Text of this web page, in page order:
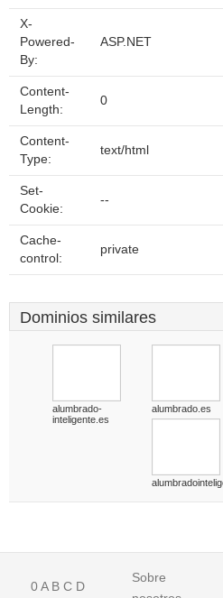
X-
Powered-
By:
ASP.NET
Content-
Length:
0
Content-
Type:
text/html
Set-
Cookie:
--
Cache-
control:
private
Dominios similares
alumbrado-
inteligente.es
alumbrado.es
0A B C D
Sobre